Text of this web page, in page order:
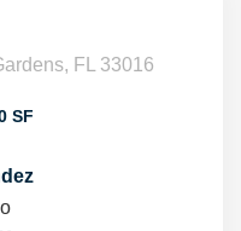
FL 33016
SF